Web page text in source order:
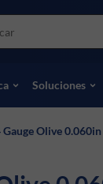
Soluciones
Olive